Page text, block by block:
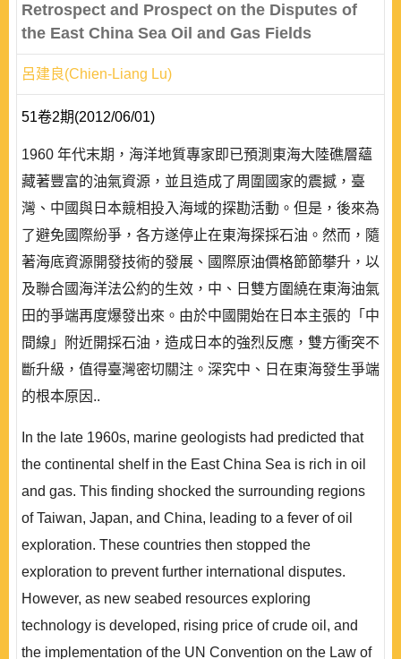
Retrospect and Prospect on the Disputes of
the East China Sea Oil and Gas Fields
呂建良(Chien-Liang Lu)
51卷2期(2012/06/01)
1960 年代末期，海洋地質專家即已預測東海大陸礁層蘊
藏著豐富的油氣資源，並且造成了周圍國家的震撼，臺
灣、中國與日本競相投入海域的探勘活動。但是，後來為
了避免國際紛爭，各方遂停止在東海探採石油。然而，隨
著海底資源開發技術的發展、國際原油價格節節攀升，以
及聯合國海洋法公約的生效，中、日雙方圍繞在東海油氣
田的爭端再度爆發出來。由於中國開始在日本主張的「中
間線」附近開採石油，造成日本的強烈反應，雙方衝突不
斷升級，值得臺灣密切關注。深究中、日在東海發生爭端
的根本原因..
In the late 1960s, marine geologists had predicted that
the continental shelf in the East China Sea is rich in oil
and gas. This finding shocked the surrounding regions
of Taiwan, Japan, and China, leading to a fever of oil
exploration. These countries then stopped the
exploration to prevent further international disputes.
However, as new seabed resources exploring
technology is developed, rising price of crude oil, and
the implementation of the UN Convention on the Law of